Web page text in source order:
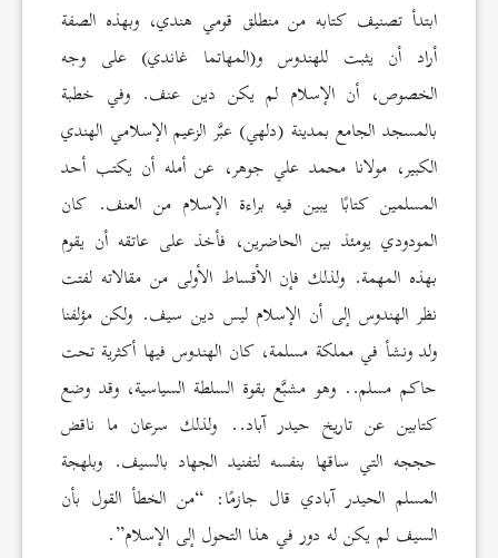
ابتدأ تصنيف كتابه من منطلق قومي هندي، وبهذه الصفة
أراد أن يثبت للهندوس و(المهاتما غاندي) على وجه
الخصوص، أن الإسلام لم يكن دين عنف. وفي خطبة
بالمسجد الجامع بمدينة (دلهي) عبَّر الزعيم الإسلامي الهندي
الكبير، مولانا محمد علي جوهر، عن أمله أن يكتب أحد
المسلمين كتابًا يبين فيه براءة الإسلام من العنف. كان
المودودي يومئذ بين الحاضرين، فأخذ على عاتقه أن يقوم
بهذه المهمة. ولذلك فإن الأقساط الأولى من مقالاته لفتت
نظر الهندوس إلى أن الإسلام ليس دين سيف. ولكن مؤلفنا
ولد ونشأ في مملكة مسلمة، كان الهندوس فيها أكثرية تحت
حاكم مسلم.. وهو مشبَّع بقوة السلطة السياسية، وقد وضع
كتابين عن تاريخ حيدر آباد.. ولذلك سرعان ما ناقض
حججه التي ساقها بنفسه لتفنيد الجهاد بالسيف. وبلهجة
المسلم الحيدر آبادي قال جازمًا: “من الخطأ القول بأن
السيف لم يكن له دور في هذا التحول إلى الإسلام”.